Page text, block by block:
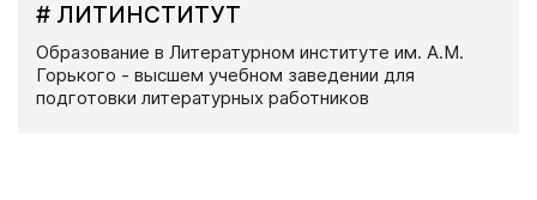
# ЛИТИНСТИТУТ
Образование в Литературном институте им. А.М.
Горького - высшем учебном заведении для
подготовки литературных работников